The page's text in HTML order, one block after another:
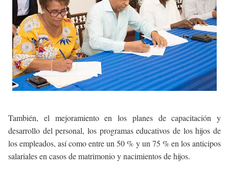
También, el mejoramiento en los planes de capacitación y
desarrollo del personal, los programas educativos de los hijos de
los empleados, así como entre un 50 % y un 75 % en los anticipos
salariales en casos de matrimonio y nacimientos de hijos.